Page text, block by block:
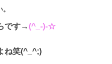
です→(^_-)-☆
ね笑(^_^;)